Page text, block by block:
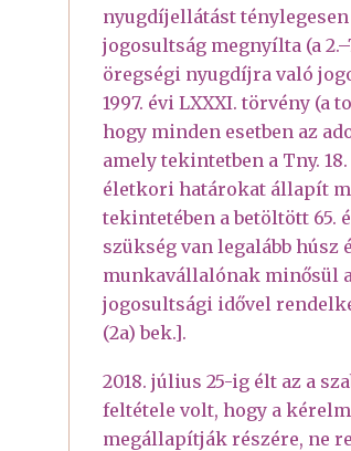
nyugdíjellátást
jogosultság megnyílta (a
öregségi nyugdíjra való
1997. évi LXXXI. törvény (a
hogy minden esetben az
amely tekintetben a Tny. 18.
életkori határokat állapít
tekintetében a betöltött 65.
szükség van legalább húsz
munkavállalónak minősül
jogosultsági idővel
(2a) bek.].
2018. július 25-ig élt az a
feltétele volt, hogy a
megállapítják részére, ne